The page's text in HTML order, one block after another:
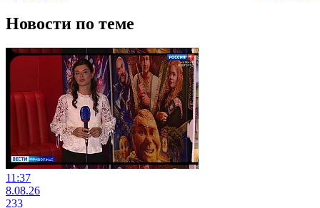
Новости по теме
11:37
8.08.26
233